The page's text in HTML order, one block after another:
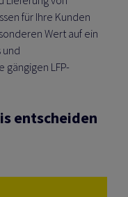
für Ihre Kunden
Wert auf ein
und
LFP-
entscheiden